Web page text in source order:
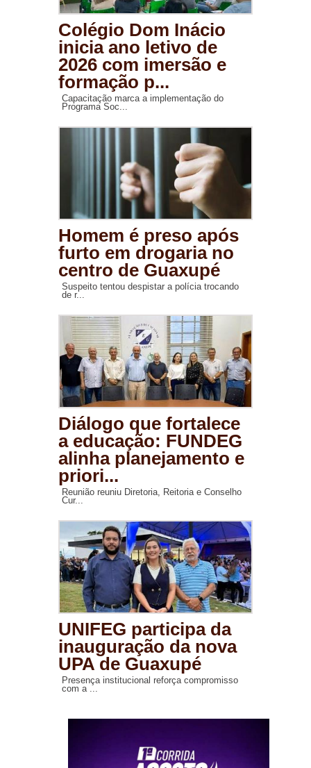
Colégio Dom Inácio
inicia ano letivo de
2026 com imersão e
formação p...
Capacitação marca a implementação do
Programa Soc...
Homem é preso após
furto em drogaria no
centro de Guaxupé
Suspeito tentou despistar a polícia trocando
de r...
Diálogo que fortalece
a educação: FUNDEG
alinha planejamento e
priori...
Reunião reuniu Diretoria, Reitoria e Conselho
Cur...
UNIFEG participa da
inauguração da nova
UPA de Guaxupé
Presença institucional reforça compromisso
com a ...